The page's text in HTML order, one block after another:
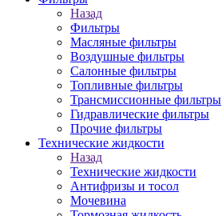
Назад
Фильтры
Масляные фильтры
Воздушные фильтры
Салонные фильтры
Топливные фильтры
Трансмиссионные фильтры
Гидравлические фильтры
Прочие фильтры
Технические жидкости
Назад
Технические жидкости
Антифризы и тосол
Мочевина